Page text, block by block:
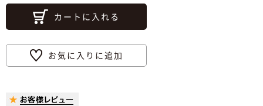
カートに入れる
お気に入りに追加